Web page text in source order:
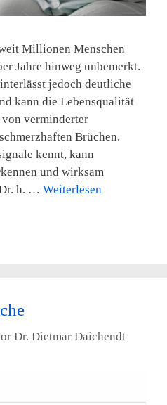
Millionen Menschen
Jahre hinweg unbemerkt.
jedoch deutliche
kann die Lebensqualität
verminderter
Brüchen.
kennt, kann
und wirksam
h. … Weiterlesen
Dr. Dietmar Daichendt